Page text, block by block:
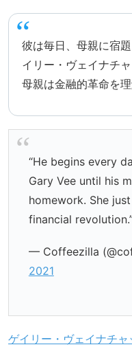
彼は毎日、母親に宿
イリー・ヴェイナチ
母親は金融的革命を理
“He begins every
Gary Vee until his
homework. She
financial
— Coffeezilla
2021
ゲイリー・ヴェイナチャ